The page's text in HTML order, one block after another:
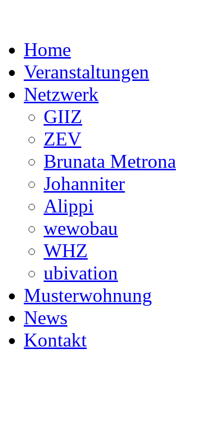
Home
Veranstaltungen
Netzwerk
GIIZ
ZEV
Brunata Metrona
Johanniter
Alippi
wewobau
WHZ
ubivation
Musterwohnung
News
Kontakt